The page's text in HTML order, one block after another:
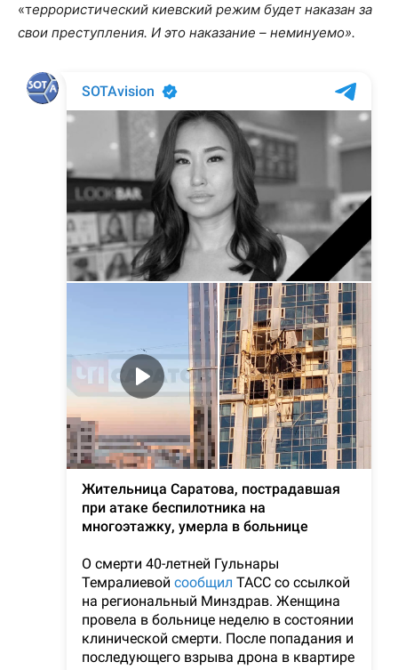
«террористический киевский режим будет наказан за
свои преступления. И это наказание – неминуемо».